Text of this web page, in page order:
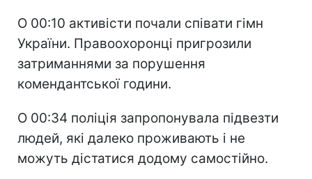
О 00:10 активісти почали співати гімн
України. Правоохоронці пригрозили
затриманнями за порушення
комендантської години.
О 00:34 поліція запропонувала підвезти
людей, які далеко проживають і не
можуть дістатися додому самостійно.